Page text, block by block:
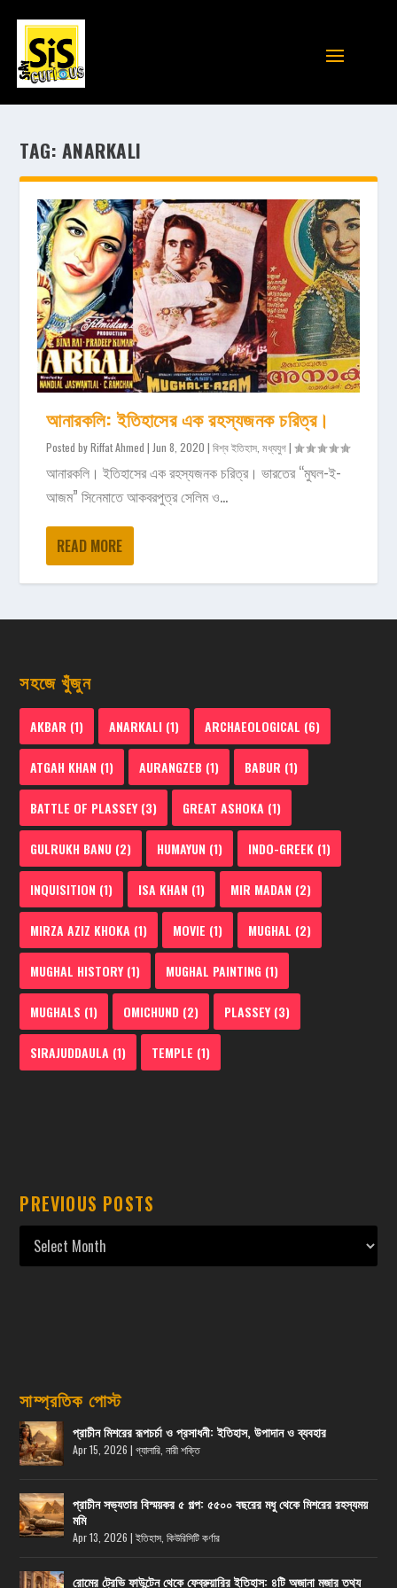
TAG: ANARKALI
আনারকলি: ইতিহাসের এক রহস্যজনক চরিত্র।
Posted byRiffat Ahmed | Jun 8, 2020 |বিশ্ব ইতিহাস ,মধ্যযুগ|
আনারকলি। ইতিহাসের এক রহস্যজনক চরিত্র। ভারতের “মুঘল-ই-
আজম” সিনেমাতে আকবরপুত্র সেলিম ও...
READ MORE
সহজে খুঁজুন
AKBAR (1) ANARKALI (1) ARCHAEOLOGICAL (6)
ATGAH KHAN (1) AURANGZEB (1) BABUR (1)
BATTLE OF PLASSEY(3) GREAT ASHOKA (1)
GULRUKH BANU (2) HUMAYUN (1) INDO-GREEK (1)
INQUISITION (1) ISA KHAN (1) MIR MADAN (2)
MIRZA AZIZ KHOKA (1) MOVIE (1) MUGHAL (2)
MUGHAL HISTORY(1) MUGHAL PAINTING (1)
MUGHALS (1) OMICHUND (2) PLASSEY(3)
SIRAJUDDAULA (1) TEMPLE (1)
PREVIOUS POSTS
সাম্প্রতিক পোস্ট
প্রাচীন মিশরের রূপচর্চা ও প্রসাধনী: ইতিহাস, উপাদান ও ব্যবহার
Apr 15, 2026 |গ্যালারি ,নারী শক্তি
প্রাচীন সভ্যতার বিস্ময়কর ৫ গল্প: ৫৫০০ বছরের মধু থেকে মিশরের রহস্যময়
মমি
Apr 13, 2026 |ইতিহাস ,কিউরিসিটি কর্ণার
রোমের ট্রেভি ফাউন্টেন থেকে ফেব্রুয়ারির ইতিহাস: ৪টি অজানা মজার তথ্য